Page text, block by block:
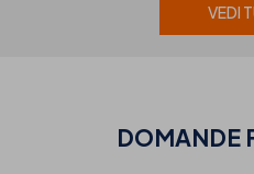
VEDI
DOMANDE